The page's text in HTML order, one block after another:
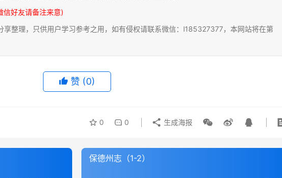
好友请备注来意)
享整理，只供用户学习参考之用，如有侵权请联系微信：l185327377，本网站将在第
赞 (0)
0 0 生成海报
保德州志（1-2）